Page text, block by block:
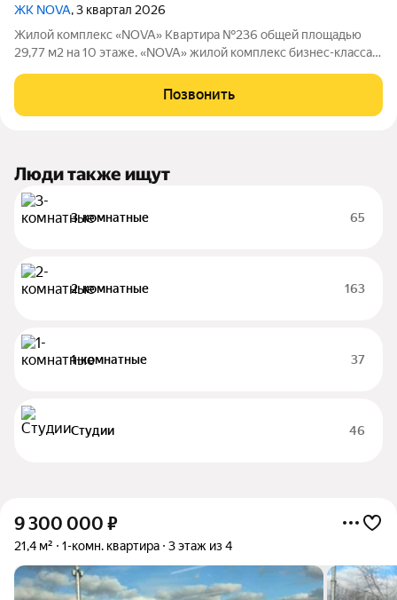
ЖК NOVA, 3 квартал 2026
Жилой комплекс «NOVA» Квартира №236 общей площадью
29,77 м2 на 10 этаже. «NOVA» жилой комплекс бизнес-клаcсa
бизнес-класса собраны в одном месте. На территории ЖК
расположены торговые галереи,
Позвонить
Люди также ищут
3-комнатные 65
2-комнатные 163
1-комнатные 37
Студии 46
9 300 000 ₽
21,4 м² 1-комн. квартира 3 этаж из 4